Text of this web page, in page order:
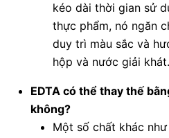
kéo dài thời gian sử
thực phẩm, nó ngăn
duy trì màu sắc và
hộp và nước giải khát.
EDTA có thể thay thế
không?
Một số chất khác